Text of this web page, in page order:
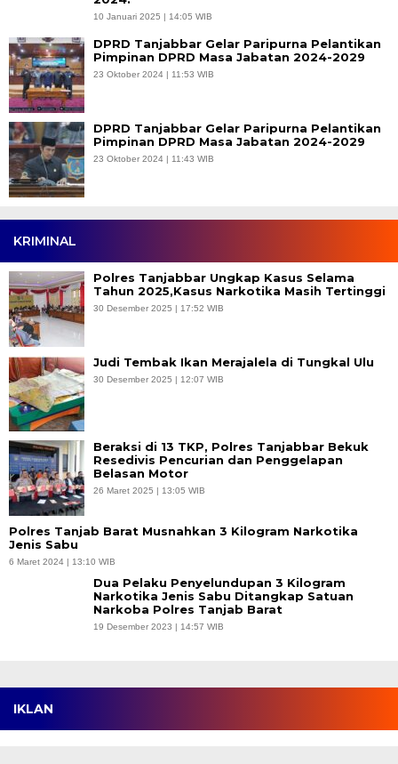
10 Januari 2025 | 14:05 WIB
DPRD Tanjabbar Gelar Paripurna Pelantikan
Pimpinan DPRD Masa Jabatan 2024-2029
23 Oktober 2024 | 11:53 WIB
DPRD Tanjabbar Gelar Paripurna Pelantikan
Pimpinan DPRD Masa Jabatan 2024-2029
23 Oktober 2024 | 11:43 WIB
KRIMINAL
Polres Tanjabbar Ungkap Kasus Selama
Tahun 2025,Kasus Narkotika Masih Tertinggi
30 Desember 2025 | 17:52 WIB
Judi Tembak Ikan Merajalela di Tungkal Ulu
30 Desember 2025 | 12:07 WIB
Beraksi di 13 TKP, Polres Tanjabbar Bekuk
Resedivis Pencurian dan Penggelapan
Belasan Motor
26 Maret 2025 | 13:05 WIB
Polres Tanjab Barat Musnahkan 3 Kilogram Narkotika
Jenis Sabu
6 Maret 2024 | 13:10 WIB
Dua Pelaku Penyelundupan 3 Kilogram
Narkotika Jenis Sabu Ditangkap Satuan
Narkoba Polres Tanjab Barat
19 Desember 2023 | 14:57 WIB
IKLAN